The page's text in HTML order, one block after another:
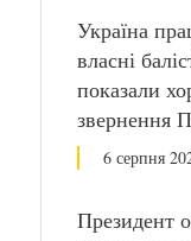
Україна
власні
показали
звернення
6 серпня
Президент